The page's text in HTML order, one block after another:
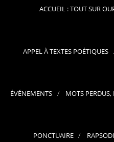
ACCUEIL : TOUT SUR
APPEL À TEXTES POÉTIQUES
ÉVÉNEMENTS MOTS
PONCTUAIRE